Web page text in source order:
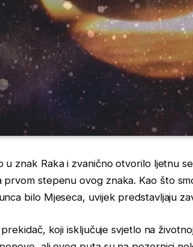
u znak Raka i zvanično otvorilo ljetnu
prvom stepenu ovog znaka. Kao što
bilo Mjeseca, uvijek predstavljaju
koji isključuje svjetlo na